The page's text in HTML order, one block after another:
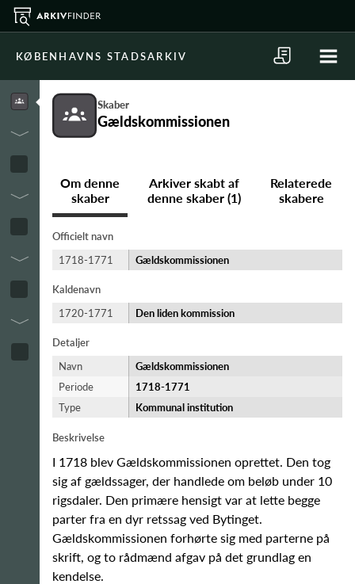
KØBENHAVNS STADSARKIV
Skaber
Gældskommissionen
Om denne
skaber
Arkiver skabt af
denne skaber (1)
Relaterede
skabere
Officielt navn
1718-1771
Gældskommissionen
Kaldenavn
1720-1771
Den liden kommission
Detaljer
Navn
Gældskommissionen
Periode
1718-​1771
Type
Kommunal institution
Beskrivelse
I 1718 blev Gældskommissionen oprettet. Den tog
sig af gældssager, der handlede om beløb under 10
rigsdaler. Den primære hensigt var at lette begge
parter fra en dyr retssag ved Bytinget.
Gældskommissionen forhørte sig med parterne på
skrift, og to rådmænd afgav på det grundlag en
kendelse.